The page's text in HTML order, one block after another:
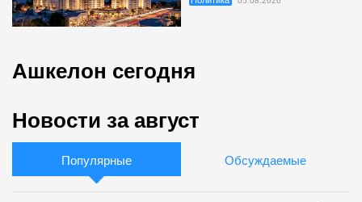
Ашкелон сегодня
Новости за август
Популярные Обсуждаемые